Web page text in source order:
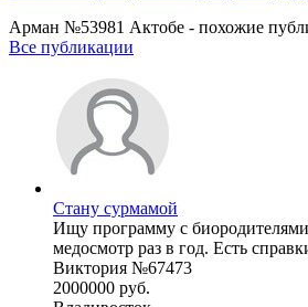
Арман №53981 Актобе - похожие
Все публикации
Стану сурмамой
Ищу программу с
медосмотр раз в год. Есть
Виктория №67473
2000000 руб.